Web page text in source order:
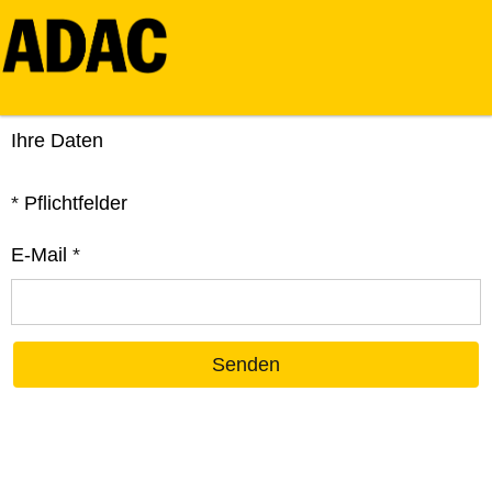
Ihre Daten
* Pflichtfelder
E-Mail *
Senden